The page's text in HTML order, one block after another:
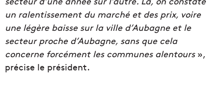
un ralentissement du marché et des prix, voire
une légère baisse sur la ville d’Aubagne et le
secteur proche d’Aubagne, sans que cela
concerne forcément les communes alentours »,
précise le président.